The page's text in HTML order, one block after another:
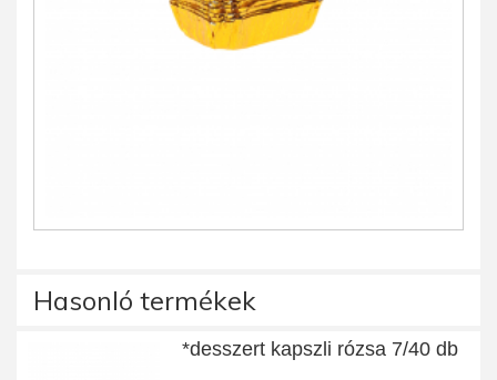
Hasonló termékek
*desszert kapszli rózsa 7/40 db